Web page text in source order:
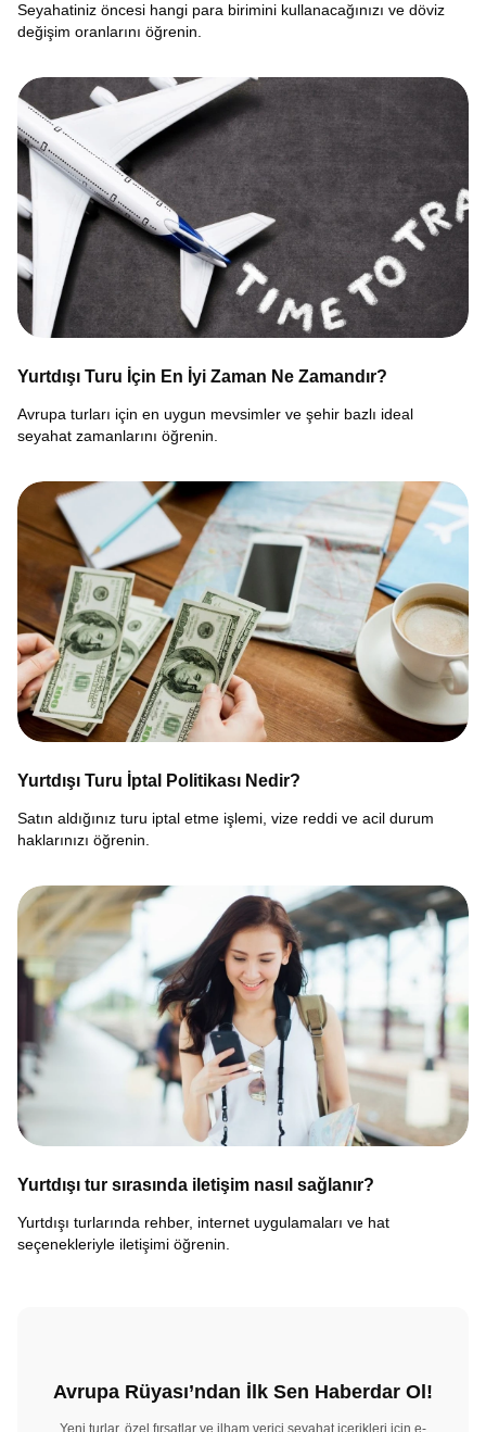
Seyahatiniz öncesi hangi para birimini kullanacağınızı ve döviz
değişim oranlarını öğrenin.
Yurtdışı Turu İçin En İyi Zaman Ne Zamandır?
Avrupa turları için en uygun mevsimler ve şehir bazlı ideal
seyahat zamanlarını öğrenin.
Yurtdışı Turu İptal Politikası Nedir?
Satın aldığınız turu iptal etme işlemi, vize reddi ve acil durum
haklarınızı öğrenin.
Yurtdışı tur sırasında iletişim nasıl sağlanır?
Yurtdışı turlarında rehber, internet uygulamaları ve hat
seçenekleriyle iletişimi öğrenin.
Avrupa Rüyası’ndan İlk Sen Haberdar Ol!
Yeni turlar, özel fırsatlar ve ilham verici seyahat içerikleri için e-